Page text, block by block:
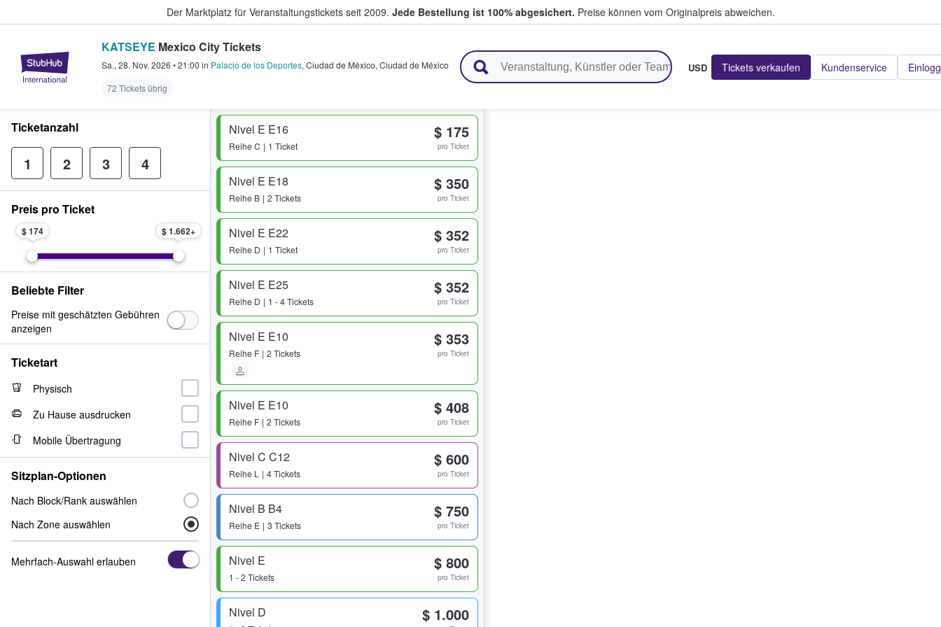
Der Marktplatz für Veranstaltungstickets seit 2009. Jede Bestellung ist 100% abgesichert. Preise können vom Originalpreis abweichen.
StubHub - Wo Fans Tickets kaufen & verkaufen
KATSEYE Mexico City Tickets
Sa., 28. Nov. 2026 •21:00 in Palacio de los Deportes, Ciudad de México, Ciudad de México
72 Tickets übrig
USD Tickets verkaufen Kundenservice
Nivel E E16
Reihe C 1 Ticket
$ 175
pro Ticket
Nivel E E18
Reihe B 2 Tickets
$ 350
pro Ticket
Nivel E E22
Reihe D 1 Ticket
$ 352
pro Ticket
Nivel E E25
Reihe D 1 - 4 Tickets
$ 352
pro Ticket
Nivel E E10
Reihe F 2 Tickets
$ 353
pro Ticket
Nivel E E10
Reihe F 2 Tickets
$ 408
pro Ticket
Nivel C C12
Reihe L 4 Tickets
$ 600
pro Ticket
Nivel B B4
Reihe E 3 Tickets
$ 750
pro Ticket
Nivel E
1 - 2 Tickets
$ 800
pro Ticket
Nivel D $ 1.000
Ticketanzahl
1 2 3 4
Preis pro Ticket
$ 174 $ 1.662
Beliebte Filter
Preise mit geschätzten Gebühren
anzeigen
Ticketart
Physisch
Zu Hause ausdrucken
Mobile Übertragung
Sitzplan-Optionen
Nach Block/Rank auswählen
Nach Zone auswählen
Mehrfach-Auswahl erlauben